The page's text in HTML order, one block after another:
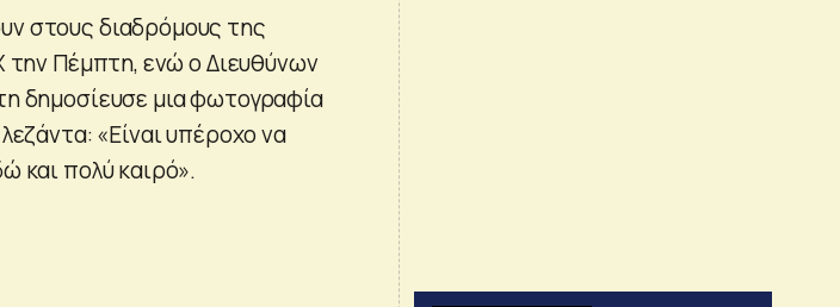
στους διαδρόμους της
Πέμπτη, ενώ ο Διευθύνων
δημοσίευσε μια φωτογραφία
«Είναι υπέροχο να
και πολύ καιρό».